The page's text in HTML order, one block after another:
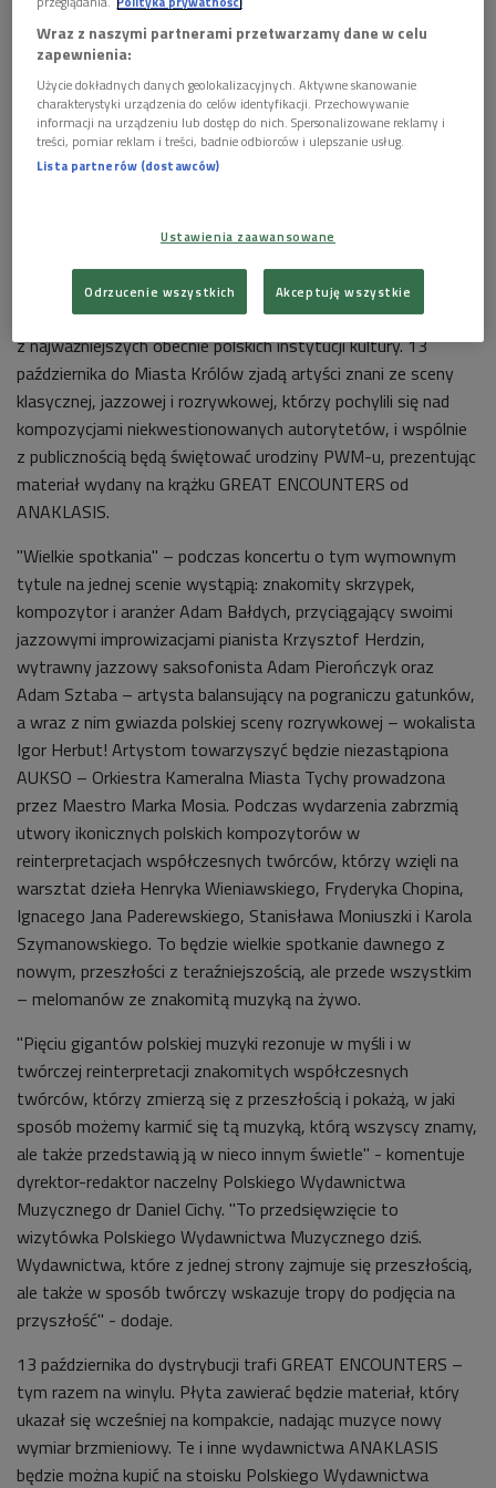
Nie bez powodu koncert jubileuszowy odbędzie się w
Krakowie – to tutaj w 1945 roku Tadeusz Ochlewski
zdecydował się otworzyć Polskie Wydawnictwo Muzyczne i
dać początek jednej
z najważniejszych obecnie polskich instytucji kultury. 13
października do Miasta Królów zjadą artyści znani ze sceny
klasycznej, jazzowej i rozrywkowej, którzy pochylili się nad
kompozycjami niekwestionowanych autorytetów, i wspólnie
z publicznością będą świętować urodziny PWM-u, prezentując
materiał wydany na krążku GREAT ENCOUNTERS od
ANAKLASIS.
"Wielkie spotkania" – podczas koncertu o tym wymownym
tytule na jednej scenie wystąpią: znakomity skrzypek,
kompozytor i aranżer Adam Bałdych, przyciągający swoimi
jazzowymi improwizacjami pianista Krzysztof Herdzin,
wytrawny jazzowy saksofonista Adam Pierończyk oraz
Adam Sztaba – artysta balansujący na pograniczu gatunków,
a wraz z nim gwiazda polskiej sceny rozrywkowej – wokalista
Igor Herbut! Artystom towarzyszyć będzie niezastąpiona
AUKSO – Orkiestra Kameralna Miasta Tychy prowadzona
przez Maestro Marka Mosia. Podczas wydarzenia zabrzmią
utwory ikonicznych polskich kompozytorów w
reinterpretacjach współczesnych twórców, którzy wzięli na
warsztat dzieła Henryka Wieniawskiego, Fryderyka Chopina,
Ignacego Jana Paderewskiego, Stanisława Moniuszki i Karola
Szymanowskiego. To będzie wielkie spotkanie dawnego z
nowym, przeszłości z teraźniejszością, ale przede wszystkim
– melomanów ze znakomitą muzyką na żywo.
"Pięciu gigantów polskiej muzyki rezonuje w myśli i w
twórczej reinterpretacji znakomitych współczesnych
twórców, którzy zmierzą się z przeszłością i pokażą, w jaki
sposób możemy karmić się tą muzyką, którą wszyscy znamy,
ale także przedstawią ją w nieco innym świetle" - komentuje
dyrektor-redaktor naczelny Polskiego Wydawnictwa
Muzycznego dr Daniel Cichy. "To przedsięwzięcie to
wizytówka Polskiego Wydawnictwa Muzycznego dziś.
Wydawnictwa, które z jednej strony zajmuje się przeszłością,
ale także w sposób twórczy wskazuje tropy do podjęcia na
przyszłość" - dodaje.
13 października do dystrybucji trafi GREAT ENCOUNTERS –
tym razem na winylu. Płyta zawierać będzie materiał, który
ukazał się wcześniej na kompakcie, nadając muzyce nowy
wymiar brzmieniowy. Te i inne wydawnictwa ANAKLASIS
będzie można kupić na stoisku Polskiego Wydawnictwa
Wraz z naszymi partnerami przetwarzamy dane w celu
zapewnienia:
Użycie dokładnych danych geolokalizacyjnych. Aktywne skanowanie
charakterystyki urządzenia do celów identyfikacji. Przechowywanie
informacji na urządzeniu lub dostęp do nich. Spersonalizowane reklamy i
treści, pomiar reklam i treści, badnie odbiorców i ulepszanie usług.
Lista partnerów (dostawców)
Ustawienia zaawansowane
Odrzucenie wszystkich Akceptuję wszystkie